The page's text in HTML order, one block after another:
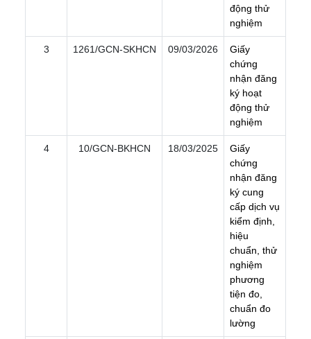
động thử
nghiệm
3 1261/GCN-SKHCN 09/03/2026 Giấy
chứng
nhận đăng
ký hoạt
động thử
nghiệm
4 10/GCN-BKHCN 18/03/2025 Giấy
chứng
nhận đăng
ký cung
cấp dịch vụ
kiểm định
hiệu
chuẩn thử
nghiệm
phương
tiện đo
chuẩn đo
lường